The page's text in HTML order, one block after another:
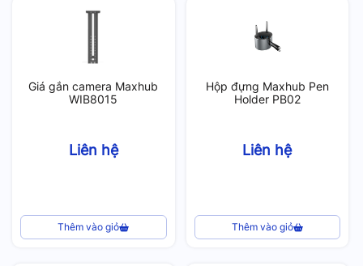
Giá gắn camera Maxhub
WIB8015
Liên hệ
Thêm vào giỏ
Hộp đựng Maxhub Pen
Holder PB02
Liên hệ
Thêm vào giỏ